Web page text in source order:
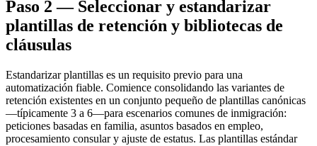
Paso 2 — Seleccionar y estandarizar
plantillas de retención y bibliotecas de
cláusulas
Estandarizar plantillas es un requisito previo para una
automatización fiable. Comience consolidando las variantes de
retención existentes en un conjunto pequeño de plantillas canónicas
—típicamente 3 a 6—para escenarios comunes de inmigración:
peticiones basadas en familia, asuntos basados en empleo,
procesamiento consular y ajuste de estatus. Las plantillas estándar